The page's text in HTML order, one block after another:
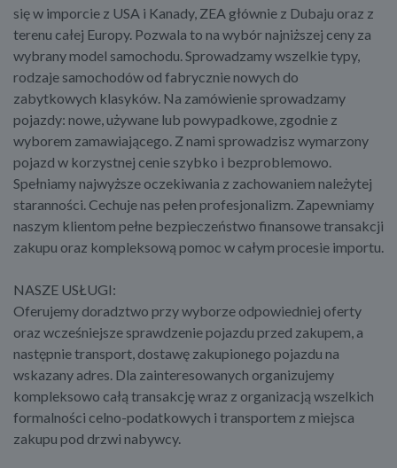
się w imporcie z USA i Kanady, ZEA głównie z Dubaju oraz z
terenu całej Europy. Pozwala to na wybór najniższej ceny za
wybrany model samochodu. Sprowadzamy wszelkie typy,
rodzaje samochodów od fabrycznie nowych do
zabytkowych klasyków. Na zamówienie sprowadzamy
pojazdy: nowe, używane lub powypadkowe, zgodnie z
wyborem zamawiającego. Z nami sprowadzisz wymarzony
pojazd w korzystnej cenie szybko i bezproblemowo.
Spełniamy najwyższe oczekiwania z zachowaniem należytej
staranności. Cechuje nas pełen profesjonalizm. Zapewniamy
naszym klientom pełne bezpieczeństwo finansowe transakcji
zakupu oraz kompleksową pomoc w całym procesie importu.
NASZE USŁUGI:
Oferujemy doradztwo przy wyborze odpowiedniej oferty
oraz wcześniejsze sprawdzenie pojazdu przed zakupem, a
następnie transport, dostawę zakupionego pojazdu na
wskazany adres. Dla zainteresowanych organizujemy
kompleksowo całą transakcję wraz z organizacją wszelkich
formalności celno-podatkowych i transportem z miejsca
zakupu pod drzwi nabywcy.